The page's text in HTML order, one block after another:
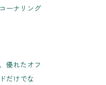
ーナリング
優れたオフ
だけでな